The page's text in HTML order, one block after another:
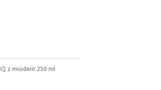
z miodem 250 ml